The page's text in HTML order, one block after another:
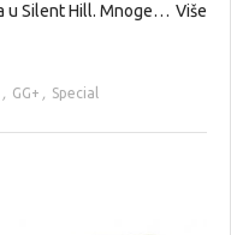
u Silent Hill. Mnoge… Više
, GG+ , Special